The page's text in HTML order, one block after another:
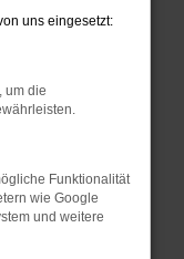
deine
deine
in einem
privaten
uns eingesetzt:
um die
Funktionalität
wie Google
und weitere